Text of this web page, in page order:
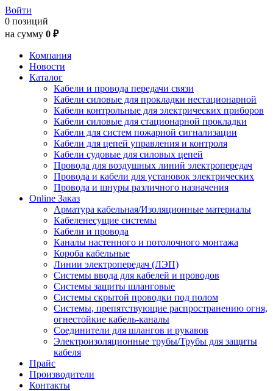
Войти
0 позиций
на сумму 0 ₽
Компания
Новости
Каталог
Кабели и провода передачи связи
Кабели силовые для прокладки нестационарной
Кабели контрольные для электрических приборов
Кабели силовые для стационарной прокладки
Кабели для систем пожарной сигнализации
Кабели для цепей управления и контроля
Кабели судовые для силовых цепей
Провода для воздушных линий электропередач
Провода и кабели для установок электрических
Провода и шнуры различного назначения
Online Заказ
Арматура кабельная/Изоляционные материалы
Кабеленесущие системы
Кабели и провода
Каналы настенного и потолочного монтажа
Короба кабельные
Линии электропередач (ЛЭП)
Системы ввода для кабелей и проводов
Системы защиты шланговые
Системы скрытой проводки под полом
Системы, препятствующие распространению огня,
огнестойкие кабель-каналы
Соединители для шлангов и рукавов
Электроизоляционные трубы/Трубы для защиты
кабеля
Прайс
Производители
Контакты